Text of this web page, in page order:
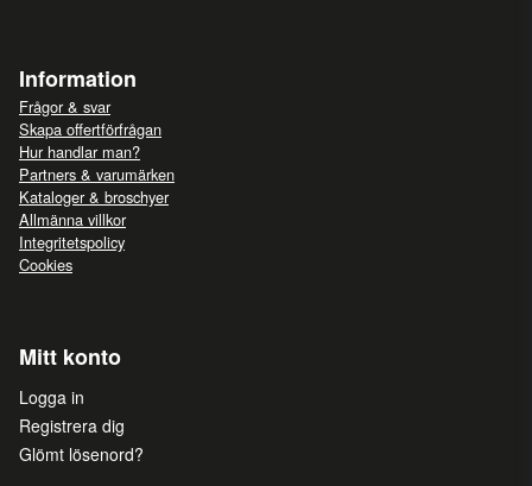
Information
Frågor & svar
Skapa offertförfrågan
Hur handlar man?
Partners & varumärken
Kataloger & broschyer
Allmänna villkor
Integritetspolicy
Cookies
Mitt konto
Logga in
Registrera dig
Glömt lösenord?